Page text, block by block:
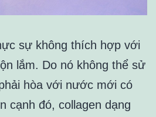
sự không thích hợp với
lắm. Do nó không thể sử
hòa với nước mới có
cạnh đó, collagen dạng